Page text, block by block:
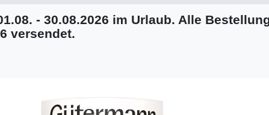
- 30.08.2026 im Urlaub. Alle
versendet.